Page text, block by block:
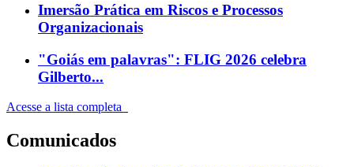
Imersão Prática em Riscos e Processos
Organizacionais
"Goiás em palavras": FLIG 2026 celebra
Gilberto...
Acesse a lista completa
Comunicados